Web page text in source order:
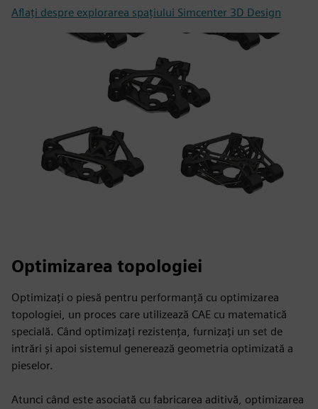
Aflaţi despre explorarea spaţiului Simcenter 3D Design
Optimizarea topologiei
Optimizați o piesă pentru performanță cu optimizarea
topologiei, un proces care utilizează CAE cu matematică
specială. Când optimizați rezistența, furnizați un set de
intrări și apoi sistemul generează geometria optimizată a
pieselor.
Atunci când este asociată cu fabricarea aditivă, optimizarea